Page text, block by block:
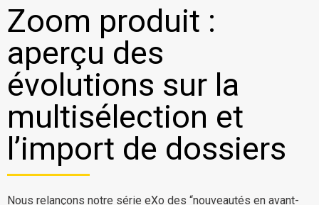
Plateforme collaborative
Réseau social
Hub de connaissances
Portail d’applications
Alternative à
Microsoft 365
Migrer vers eXo Platform
Produit
Zoom produit :
aperçu des
évolutions sur la
multisélection et
l’import de dossiers
Nous relançons notre série eXo des “nouveautés en avant-